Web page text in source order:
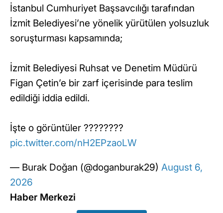
İstanbul Cumhuriyet Başsavcılığı tarafından
İzmit Belediyesi’ne yönelik yürütülen yolsuzluk
soruşturması kapsamında;
İzmit Belediyesi Ruhsat ve Denetim Müdürü
Figan Çetin’e bir zarf içerisinde para teslim
edildiği iddia edildi.
İşte o görüntüler ????????
pic.twitter.com/nH2EPzaoLW
— Burak Doğan (@doganburak29) August 6,
2026
Haber Merkezi